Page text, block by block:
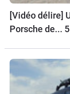
[Vidéo délire]
Porsche de...